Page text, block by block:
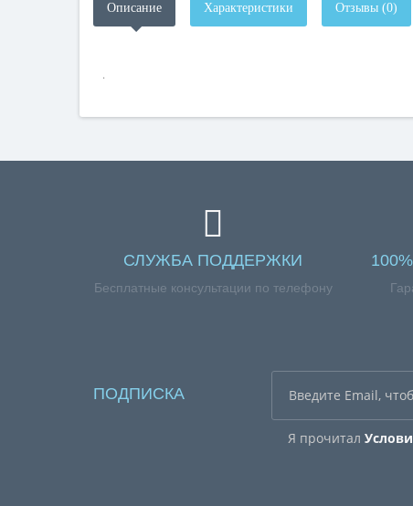
Описание Характеристики Отзывы (0)
.
СЛУЖБА ПОДДЕРЖКИ
Бесплатные консультации по телефону
ПОДПИСКА
Я прочитал